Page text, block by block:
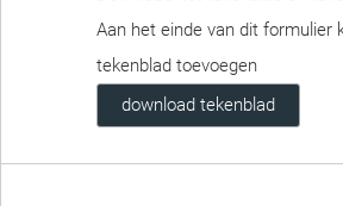
Aan het einde van dit formulier
tekenblad toevoegen
download tekenblad